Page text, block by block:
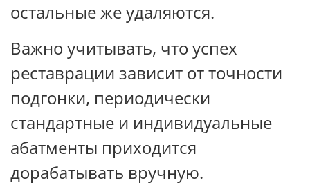
остальные же удаляются.
Важно учитывать, что успех
реставрации зависит от точности
подгонки, периодически
стандартные и индивидуальные
абатменты приходится
дорабатывать вручную.